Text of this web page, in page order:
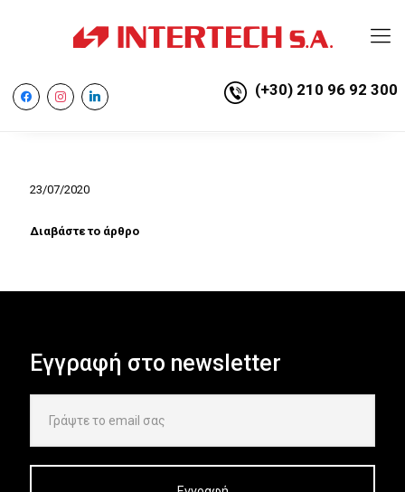
facebookinstagramlinkedin (+30) 210 96 92 300
23/07/2020
Διαβάστε το άρθρο
Εγγραφή στο newsletter